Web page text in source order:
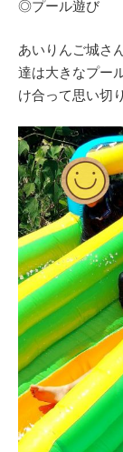
◎プール遊び
あいりんご城さ
達は大きなプー
け合って思い切